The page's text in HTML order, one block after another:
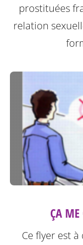
prostituées
relation
ÇA ME
Ce flyer est